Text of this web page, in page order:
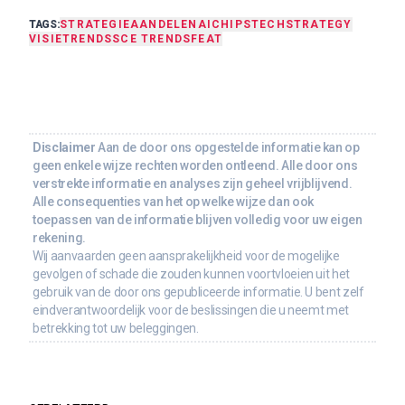
TAGS:STRATEGIEAANDELEN AI CHIPSTECH STRATEGY
VISIETRENDSSCE TRENDSFEAT
Disclaimer Aan de door ons opgestelde informatie kan op
geen enkele wijze rechten worden ontleend. Alle door ons
verstrekte informatie en analyses zijn geheel vrijblijvend.
Alle consequenties van het op welke wijze dan ook
toepassen van de informatie blijven volledig voor uw eigen
rekening.
Wij aanvaarden geen aansprakelijkheid voor de mogelijke
gevolgen of schade die zouden kunnen voortvloeien uit het
gebruik van de door ons gepubliceerde informatie. U bent zelf
eindverantwoordelijk voor de beslissingen die u neemt met
betrekking tot uw beleggingen.